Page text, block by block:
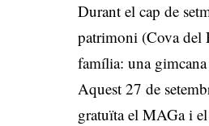
Durant el cap de
patrimoni (Cova del
família: una gimcana
Aquest 27 de
gratuïta el MAGa i